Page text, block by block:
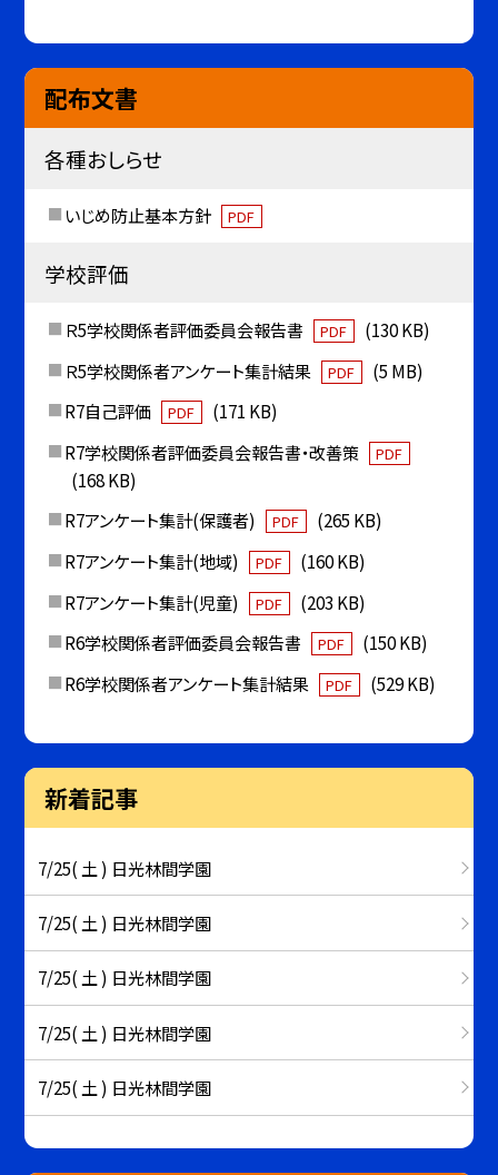
配布文書
各種おしらせ
いじめ防止基本方針 PDF
学校評価
Ｒ5学校関係者評価委員会報告書 PDF
(130 KB)
Ｒ5学校関係者アンケート集計結果
PDF
(5 MB)
R7自己評価
PDF
(171 KB)
R7学校関係者評価委員会報告書・改善策
PDF
(168 KB)
R7アンケート集計(保護者)
PDF
(265 KB)
R7アンケート集計(地域)
PDF
(160 KB)
R7アンケート集計(児童)
PDF
(203 KB)
R6学校関係者評価委員会報告書
PDF
(150 KB)
R6学校関係者アンケート集計結果
PDF (529 KB)
新着記事
7/25( 土 ) 日光林間学園
7/25( 土 ) 日光林間学園
7/25( 土 ) 日光林間学園
7/25( 土 ) 日光林間学園
7/25( 土 ) 日光林間学園